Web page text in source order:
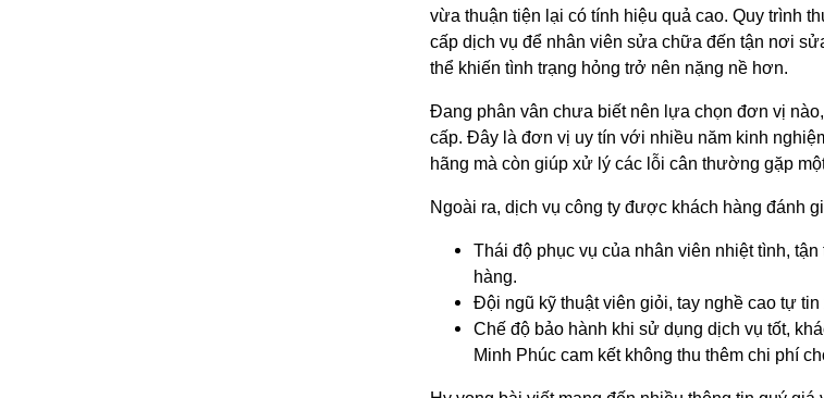
vừa thuận tiện lại có tính hiệu quả cao. Quy trình
cấp dịch vụ để nhân viên sửa chữa đến tận nơi
thể khiến tình trạng hỏng trở nên nặng nề hơn.
Đang phân vân chưa biết nên lựa chọn đơn vị
cấp. Đây là đơn vị uy tín với nhiều năm kinh
hãng mà còn giúp xử lý các lỗi cân thường gặp
Ngoài ra, dịch vụ công ty được khách hàng đánh
Thái độ phục vụ của nhân viên nhiệt tình,
hàng.
Đội ngũ kỹ thuật viên giỏi, tay nghề cao tự
Chế độ bảo hành khi sử dụng dịch vụ tốt,
Minh Phúc cam kết không thu thêm chi phí